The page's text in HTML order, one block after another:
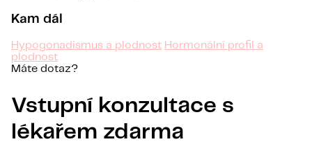
Kam dál
Hypogonadismus a plodnost Hormonální profil a
plodnost
Máte dotaz?
Vstupní konzultace s
lékařem zdarma